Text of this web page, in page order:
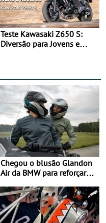
Teste Kawasaki Z650 S:
Diversão para Jovens e
Chegou o blusão Glandon
Air da BMW para reforçar
verão